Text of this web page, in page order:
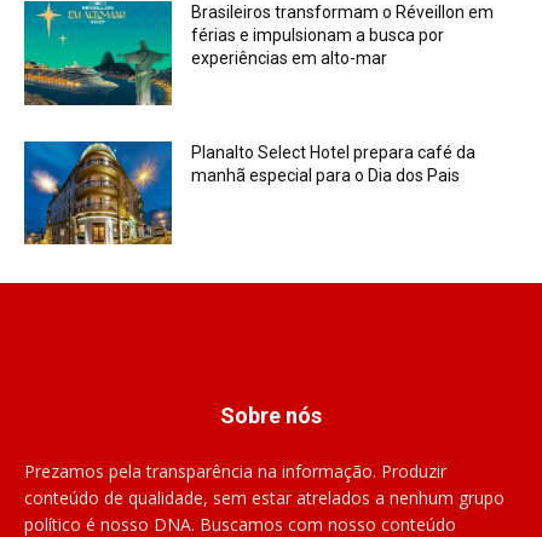
Brasileiros transformam o Réveillon em
férias e impulsionam a busca por
experiências em alto-mar
Planalto Select Hotel prepara café da
manhã especial para o Dia dos Pais
Sobre nós
Prezamos pela transparência na informação. Produzir
conteúdo de qualidade, sem estar atrelados a nenhum grupo
político é nosso DNA. Buscamos com nosso conteúdo